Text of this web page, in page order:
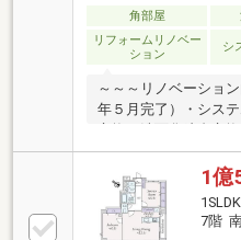
角部屋
リフォームリノベー
ション
シ
～～～リノベーシ
年５月完了）・シス
交換・洗面化粧台交
機用防水パン交換 ・
～～～～～物件概要
東）・食器洗乾燥機
機・温水洗浄便座・
意事項－・眺望は永
1億
7階